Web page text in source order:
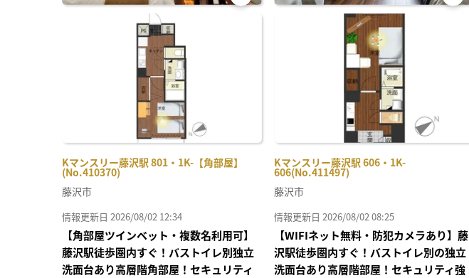
Kマンスリー藤沢駅 801・1K-【角部屋】
(No.410370)
お気
藤沢市
情報更新日 2026/08/02 12:34
【角部屋ツインベット・複数名利用可】
藤沢駅徒歩圏内すぐ！バストイレ別独立
洗面台あり高層階角部屋！セキュリティ
Kマンスリー藤沢駅 606・1K-
606(No.411497)
お気
藤沢市
情報更新日 2026/08/02 08:25
【WIFIネット無料・防犯カメラあり】藤
沢駅徒歩圏内すぐ！バストイレ別の独立
洗面台あり高層階部屋！セキュリティ強